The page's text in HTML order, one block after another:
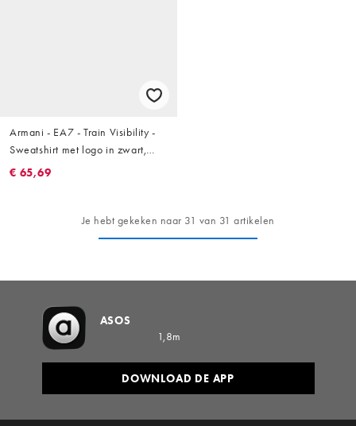
Armani - EA7 - Train Visibility -
Sweatshirt met logo in zwart,
deel van co-ord set
€ 65,69
Je hebt gekeken naar 31 van 31 artikelen
ASOS
1,8m
DOWNLOAD DE APP